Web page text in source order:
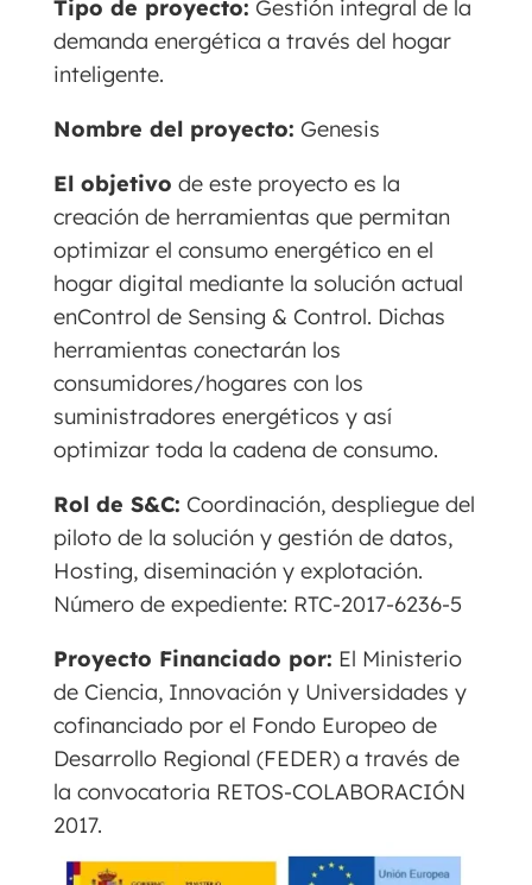
Tipo de proyecto: Gestión integral de la
demanda energética a través del hogar
inteligente.
Nombre del proyecto: Genesis
El objetivo de este proyecto es la
creación de herramientas que permitan
optimizar el consumo energético en el
hogar digital mediante la solución actual
enControl de Sensing & Control. Dichas
herramientas conectarán los
consumidores/hogares con los
suministradores energéticos y así
optimizar toda la cadena de consumo.
Rol de S&C: Coordinación, despliegue del
piloto de la solución y gestión de datos,
Hosting, diseminación y explotación.
Número de expediente: RTC-2017-6236-5
Proyecto Financiado por: El Ministerio
de Ciencia, Innovación y Universidades y
cofinanciado por el Fondo Europeo de
Desarrollo Regional (FEDER) a través de
la convocatoria RETOS-COLABORACIÓN
2017.